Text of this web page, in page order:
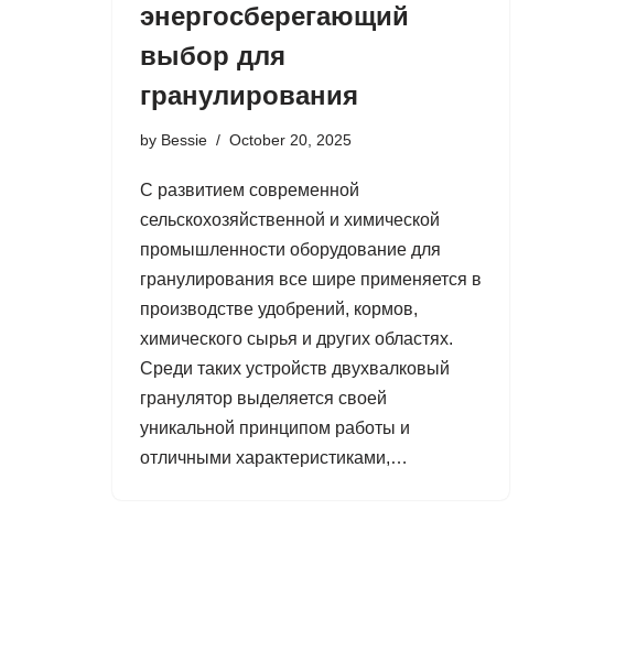
энергосберегающий
выбор для
гранулирования
by Bessie October 20, 2025
С развитием современной
сельскохозяйственной и химической
промышленности оборудование для
гранулирования все шире применяется в
производстве удобрений, кормов,
химического сырья и других областях.
Среди таких устройств двухвалковый
гранулятор выделяется своей
уникальной принципом работы и
отличными характеристиками,…